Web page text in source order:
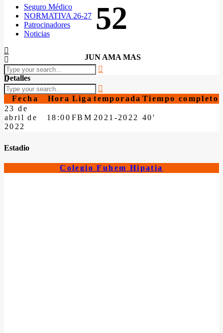
Seguro Médico
NORMATIVA 26-27
Patrocinadores
Noticias
52
JUN AMA MAS
Detalles
Fecha Hora Liga temporada Tiempo completo
23 de
abril de
2022
18:00 FBM 2021-2022 40'
Estadio
Colegio Fuhem Hipatia